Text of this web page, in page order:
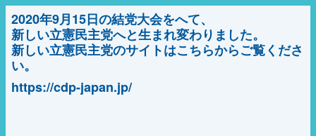
2020年9月15日の結党大会をへて、
新しい立憲民主党へと生まれ変わりました。
新しい立憲民主党のサイトはこちらからご覧くださ
い。
https://cdp-japan.jp/